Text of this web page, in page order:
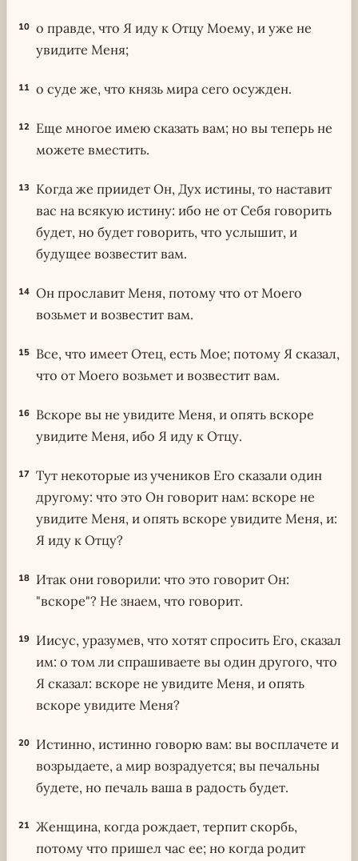
10 о правде, что Я иду к Отцу Моему, и уже не
увидите Меня;
11 о суде же, что князь мира сего осужден.
12 Еще многое имею сказать вам; но вы теперь не
можете вместить.
13
Когда же приидет Он, Дух истины, то наставит
вас на всякую истину: ибо не от Себя говорить
будет, но будет говорить, что услышит, и
будущее возвестит вам.
14 Он прославит Меня, потому что от Моего
возьмет и возвестит вам.
15 Все, что имеет Отец, есть Мое; потому Я сказал,
что от Моего возьмет и возвестит вам.
16 Вскоре вы не увидите Меня, и опять вскоре
увидите Меня, ибо Я иду к Отцу.
17 Тут некоторые из учеников Его сказали один
другому: что это Он говорит нам: вскоре не
увидите Меня, и опять вскоре увидите Меня, и:
Я иду к Отцу?
18 Итак они говорили: что это говорит Он:
"вскоре"? Не знаем, что говорит.
19 Иисус, уразумев, что хотят спросить Его, сказал
им: о том ли спрашиваете вы один другого, что
Я сказал: вскоре не увидите Меня, и опять
вскоре увидите Меня?
20 Истинно, истинно говорю вам: вы восплачете и
возрыдаете, а мир возрадуется; вы печальны
будете, но печаль ваша в радость будет.
21 Женщина, когда рождает, терпит скорбь,
потому что пришел час ее; но когда родит